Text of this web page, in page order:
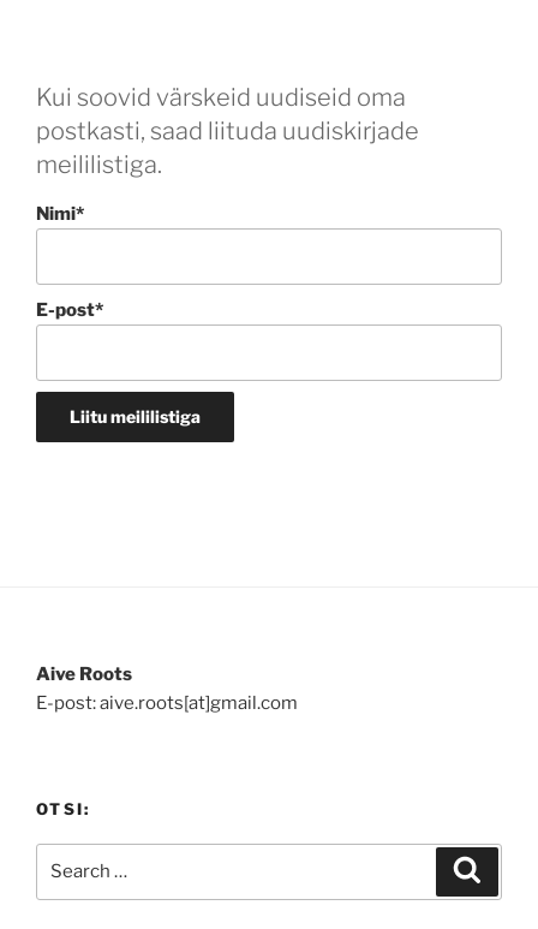
Kui soovid värskeid uudiseid oma
postkasti, saad liituda uudiskirjade
meililistiga.
Nimi*
E-post*
Aive Roots
E-post: aive.roots[at]gmail.com
OTSI: